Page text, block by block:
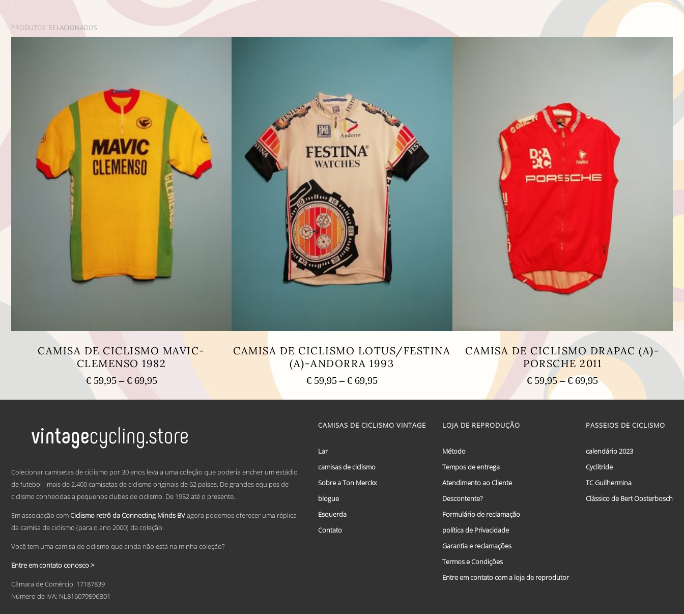
PRODUTOS RELACIONADOS
CAMISA DE CICLISMO MAVIC-
CLEMENSO 1982
€59,95 – €69,95Price
€ 59,95
€ 69,95
This
variants.
The
options
be
on
the
page
CAMISA DE CICLISMO LOTUS/FESTINA
(A)-ANDORRA 1993
€59,95 – €69,95Price
€ 59,95
€ 69,95
multiple
be
chosen
on
page
CAMISA DE CICLISMO DRAPAC (A)-
PORSCHE 2011
€ 59,95 – € 69,95Price
range:
€ 59,95
€ 69,95
multiple
Colecionar camisetas de ciclismo por 30 anos leva a uma coleção que poderia encher um estádio
de futebol - mais de 2.400 camisetas de ciclismo originais de 62 países. De grandes equipes de
ciclismo conhecidas a pequenos clubes de ciclismo. De 1952 até o presente.
Em associação comCiclismo retrô da Connecting Minds BVagora podemos oferecer uma réplica
da camisa de ciclismo (para o ano 2000) da coleção.
Você tem uma camisa de ciclismo que ainda não está na minha coleção?
Entre em contato conosco >
Câmara de Comércio: 17187839
Número de IVA: NL816079596B01
CAMISAS DE CICLISMO VINTAGE
Lar
camisas de ciclismo
Sobre a Ton Merckx
blogue
Esquerda
Contato
LOJA DE REPRODUÇÃO
Método
Tempos de entrega
Atendimento ao Cliente
Descontente?
Formulário de reclamação
política de Privacidade
Garantia e reclamações
Termos e Condições
Entre em contato com a loja de reprodutor
PASSEIOS DE CICLISMO
calendário 2023
Cyclitride
TC Guilhermina
Clássico de Bert Oosterbosch